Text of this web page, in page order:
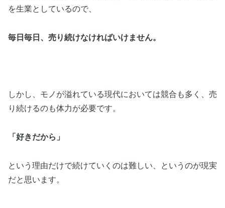
を生業としているので、
毎日毎日、売り続けなければいけません。
しかし、モノが溢れている現代においては競合も多く、売
り続けるのも体力が必要です。
「好きだから」
という理由だけで続けていくのは難しい、というのが現実
だと思います。